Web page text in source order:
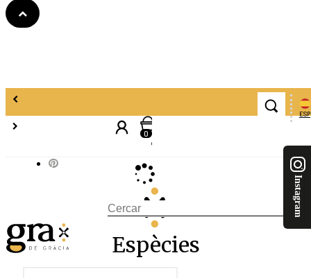
ESP
0
Espècies